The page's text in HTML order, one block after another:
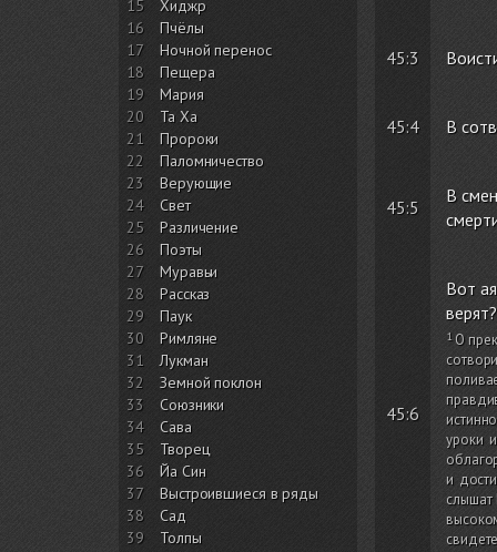
15
Хиджр
16
Пчёлы
17
Ночной перенос
18
Пещера
19
Мария
20
Та Ха
21
Пророки
22
Паломничество
23
Верующие
24
Свет
25
Различение
26
Поэты
27
Муравьи
28
Рассказ
29
Паук
30
Римляне
31
Лукман
32
Земной поклон
33
Союзники
34
Сава
35
Творец
36
Йа Син
37
Выстроившиеся в ряды
38
Сад
39
Толпы
45:3
45:4 В
45:5
В
45:6
Вот
верят?
О
уроки
и
слышат